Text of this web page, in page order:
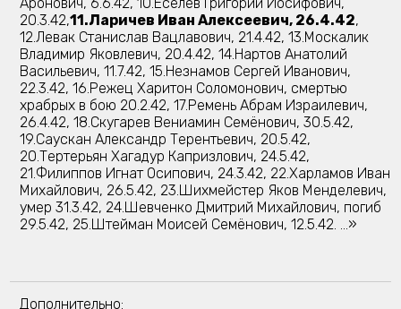
20.3.42,11.Ларичев Иван Алексеевич, 26.4.42,
12.Левак Станислав Вацлавович, 21.4.42, 13.Москалик
Владимир Яковлевич, 20.4.42, 14.Нартов Анатолий
Васильевич, 11.7.42, 15.Незнамов Сергей Иванович,
22.3.42, 16.Режец Харитон Соломонович, смертью
храбрых в бою 20.2.42, 17.Ремень Абрам Израилевич,
26.4.42, 18.Скугарев Вениамин Семёнович, 30.5.42,
19.Саускан Александр Терентьевич, 20.5.42,
20.Тертерьян Хагадур Капризлович, 24.5.42,
21.Филиппов Игнат Осипович, 24.3.42, 22.Харламов Иван
Михайлович, 26.5.42, 23.Шихмейстер Яков Менделевич,
умер 31.3.42, 24.Шевченко Дмитрий Михайлович, погиб
29.5.42, 25.Штейман Моисей Семёнович, 12.5.42. …»
Дополнительно: